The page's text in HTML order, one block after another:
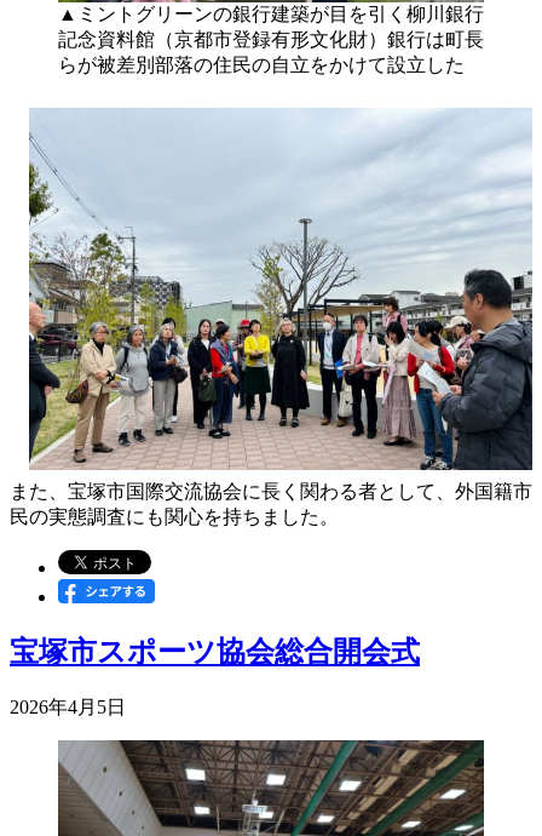
▲ミントグリーンの銀行建築が目を引く柳川銀行
記念資料館（京都市登録有形文化財）銀行は町長
らが被差別部落の住民の自立をかけて設立した
また、宝塚市国際交流協会に長く関わる者として、外国籍市
民の実態調査にも関心を持ちました。
宝塚市スポーツ協会総合開会式
2026年4月5日